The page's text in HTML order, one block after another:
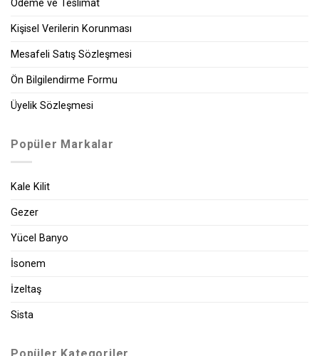
Ödeme ve Teslimat
Kişisel Verilerin Korunması
Mesafeli Satış Sözleşmesi
Ön Bilgilendirme Formu
Üyelik Sözleşmesi
Popüler Markalar
Kale Kilit
Gezer
Yücel Banyo
İsonem
İzeltaş
Sista
Popüler Kategoriler